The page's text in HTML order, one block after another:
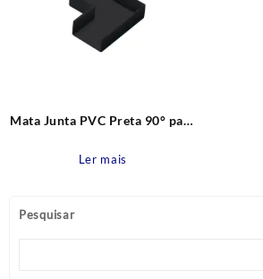
Pesquisar
Mata Junta PVC Preta 90° para
Ler mais